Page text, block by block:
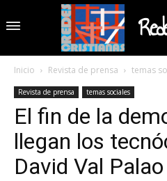
Inicio Revista de prensa temas
Revista de prensa temas sociales
El fin de la
llegan los
David Val Palao